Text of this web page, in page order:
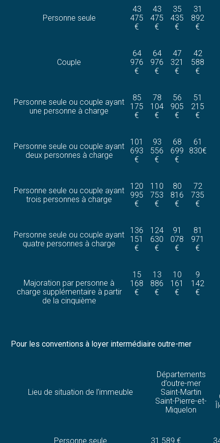
Personne seule
43
475
€
43
475
€
35
435
€
31
892
€
Couple
64
976
€
64
976
€
47
321
€
42
588
€
Personne seule ou couple ayant
une personne à charge
85
175
€
78
104
€
56
905
€
51
215
€
Personne seule ou couple ayant
deux personnes à charge
101
693
€
93
556
€
68
699
€
61
830€
Personne seule ou couple ayant
trois personnes à charge
120
995
€
110
753
€
80
816
€
72
735
€
Personne seule ou couple ayant
quatre personnes à charge
136
151
€
124
630
€
91
078
€
81
971
€
Majoration par personne à
charge supplémentaire à partir
de la cinquième
15
168
€
13
886
€
10
161
€
9
142
€
Pour les conventions à loyer intermédiaire outre-mer
Lieu de situation de l’immeuble
Départements
d’outre-mer
Saint-Martin
Saint-Pierre-et-
Miquelon
Personne seule 31 589 €